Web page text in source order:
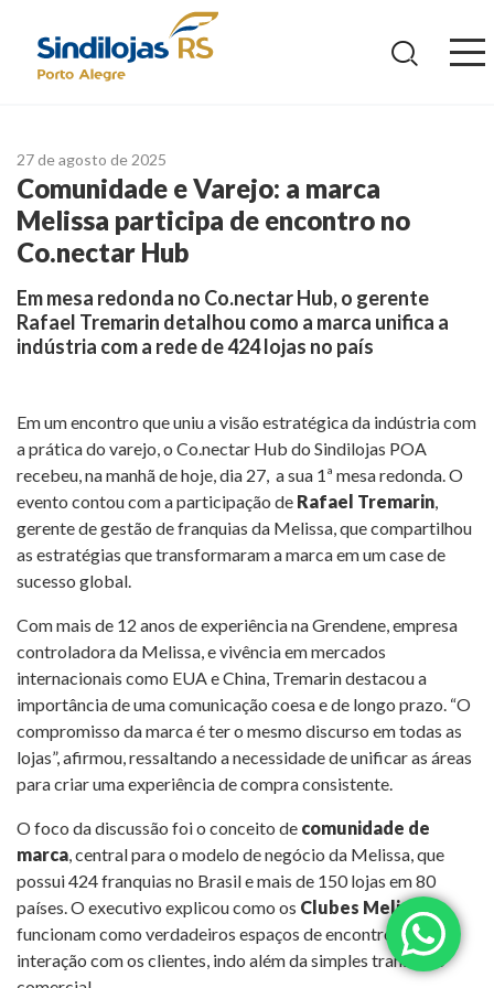
27 de agosto de 2025
Comunidade e Varejo: a marca
Melissa participa de encontro no
Co.nectar Hub
Em mesa redonda no Co.nectar Hub, o gerente
Rafael Tremarin detalhou como a marca unifica a
indústria com a rede de 424 lojas no país
Em um encontro que uniu a visão estratégica da indústria com
a prática do varejo, o Co.nectar Hub do Sindilojas POA
recebeu, na manhã de hoje, dia 27, a sua 1ª mesa redonda. O
evento contou com a participação de Rafael Tremarin,
gerente de gestão de franquias da Melissa, que compartilhou
as estratégias que transformaram a marca em um case de
sucesso global.
Com mais de 12 anos de experiência na Grendene, empresa
controladora da Melissa, e vivência em mercados
internacionais como EUA e China, Tremarin destacou a
importância de uma comunicação coesa e de longo prazo. “O
compromisso da marca é ter o mesmo discurso em todas as
lojas”, afirmou, ressaltando a necessidade de unificar as áreas
para criar uma experiência de compra consistente.
O foco da discussão foi o conceito de comunidade de
marca, central para o modelo de negócio da Melissa, que
possui 424 franquias no Brasil e mais de 150 lojas em 80
países. O executivo explicou como os Clubes Melissa
funcionam como verdadeiros espaços de encontro e
interação com os clientes, indo além da simples transação